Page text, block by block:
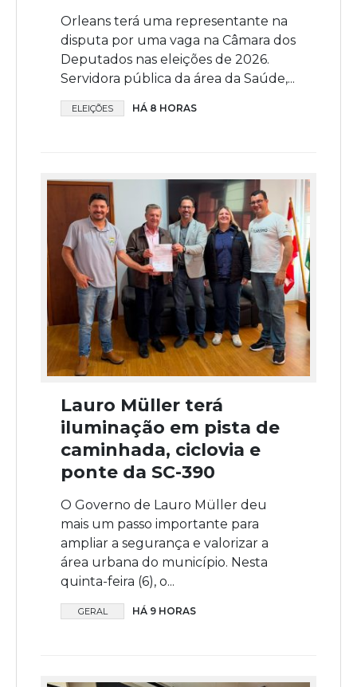
Orleans terá uma representante na
disputa por uma vaga na Câmara dos
Deputados nas eleições de 2026.
Servidora pública da área da Saúde,...
ELEIÇÕES HÁ 8 HORAS
Lauro Müller terá
iluminação em pista de
caminhada, ciclovia e
ponte da SC-390
O Governo de Lauro Müller deu
mais um passo importante para
ampliar a segurança e valorizar a
área urbana do município. Nesta
quinta-feira (6), o...
GERAL HÁ 9 HORAS